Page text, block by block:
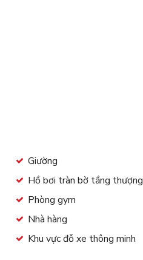
Giường
Hồ bơi tràn bờ tầng thượng
Phòng gym
Nhà hàng
Khu vực đỗ xe thông minh